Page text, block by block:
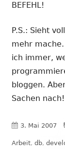
BEFEHL!
P.S.: Sieht
mehr
ich immer,
bloggen.
Sachen nach!
Veröffentlicht
am
3. Mai 2007
Arbeit, db,